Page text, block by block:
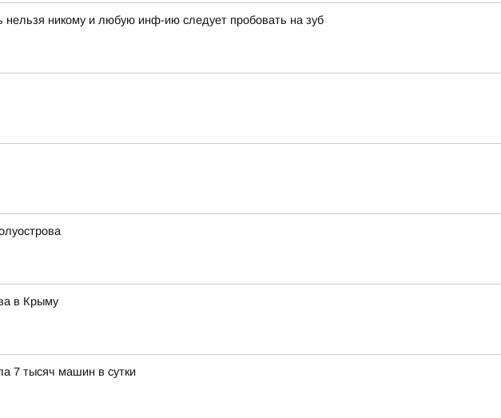
никому и любую инф-ию следует пробовать на зуб
в Крыму
7 тысяч машин в сутки